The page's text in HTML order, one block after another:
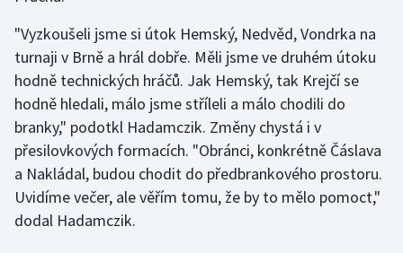
Plážový volejbal
Ragby
Rychlobruslení
Rychlostní kanoistika
Short track
"Vyzkoušeli jsme si útok Hemský, Nedvěd, Vondrka na
turnaji v Brně a hrál dobře. Měli jsme ve druhém útoku
hodně technických hráčů. Jak Hemský, tak Krejčí se
hodně hledali, málo jsme stříleli a málo chodili do
branky," podotkl Hadamczik. Změny chystá i v
přesilovkových formacích. "Obránci, konkrétně Čáslava
a Nakládal, budou chodit do předbrankového prostoru.
Uvidíme večer, ale věřím tomu, že by to mělo pomoct,"
dodal Hadamczik.